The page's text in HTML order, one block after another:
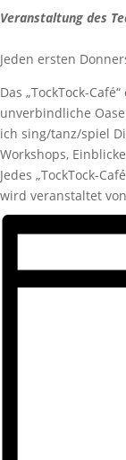
Veranstaltung des
Jeden ersten
Das „TockTock-
unverbindliche
ich sing/tanz/spiel
Workshops,
Jedes „TockTock-
wird veranstaltet